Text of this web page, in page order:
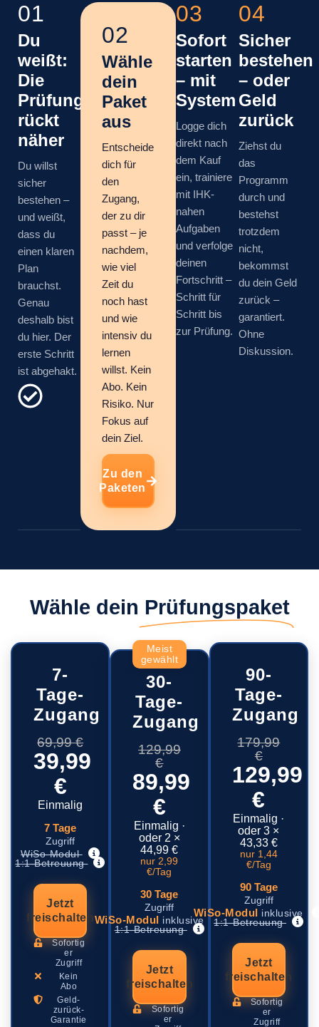
01
Du
weißt:
Die
Prüfung
rückt
näher
Du willst
sicher
bestehen –
und weißt,
dass du
einen klaren
Plan
brauchst.
Genau
deshalb bist
du hier. Der
erste Schritt
ist abgehakt.
02
Wähle
dein
Paket
aus
Entscheide
dich für
den
Zugang,
der zu dir
passt – je
nachdem,
wie viel
Zeit du
noch hast
und wie
intensiv du
lernen
willst. Kein
Abo. Kein
Risiko. Nur
Fokus auf
dein Ziel.
Zu den
Paketen
03
Sofort
starten
– mit
System
Logge dich
direkt nach
dem Kauf
ein, trainiere
mit IHK-
nahen
Aufgaben
und verfolge
deinen
Fortschritt –
Schritt für
Schritt bis
zur Prüfung.
04
Sicher
bestehen
– oder
Geld
zurück
Ziehst du
das
Programm
durch und
bestehst
trotzdem
nicht,
bekommst
du dein Geld
zurück –
garantiert.
Ohne
Diskussion.
Wähle dein Prüfungspaket
7-
Tage-
Zugang
69,99 €
39,99
€
Einmalig
7 Tage
Zugriff
WiSo-Modul
1:1-Betreuung
Jetzt
freischalten
Sofortig
er
Zugriff
Kein
Abo
Geld-
zurück-
Garantie
Meist
gewählt
30-
Tage-
Zugang
129,99
€
89,99
€
Einmalig ·
oder 2 ×
44,99 €
nur 2,99
€/Tag
30 Tage
Zugriff
WiSo-Modul inklusive
1:1-Betreuung
Jetzt
freischalten
Sofortig
er
90-
Tage-
Zugang
179,99
€
129,99
€
Einmalig ·
oder 3 ×
43,33 €
nur 1,44
€/Tag
90 Tage
Zugriff
WiSo-Modul inklusive
1:1-Betreuung
Jetzt
freischalten
Sofortig
er
Zugriff